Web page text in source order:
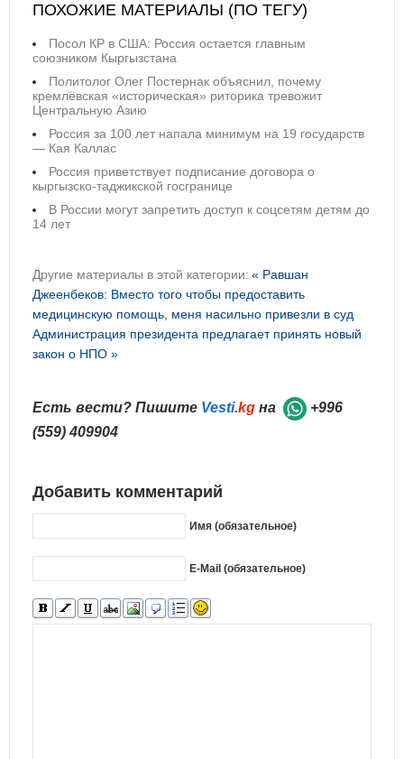
ПОХОЖИЕ МАТЕРИАЛЫ (ПО ТЕГУ)
Посол КР в США: Россия остается главным
союзником Кыргызстана
Политолог Олег Постернак объяснил, почему
кремлёвская «историческая» риторика тревожит
Центральную Азию
Россия за 100 лет напала минимум на 19 государств
— Кая Каллас
Россия приветствует подписание договора о
кыргызско-таджикской госгранице
В России могут запретить доступ к соцсетям детям до
14 лет
Другие материалы в этой категории: « Равшан
Джеенбеков: Вместо того чтобы предоставить
медицинскую помощь, меня насильно привезли в суд
Администрация президента предлагает принять новый
закон о НПО »
Есть вести? Пишите Vesti.kg на
+996
(559) 409904
Добавить комментарий
Имя (обязательное)
E-Mail (обязательное)